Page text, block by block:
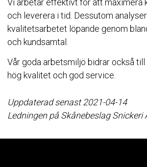
Vi arbetar effektivt för att maximera
och leverera i tid. Dessutom
kvalitetsarbetet löpande genom
och kundsamtal.
Vår goda arbetsmiljö bidrar också
hög kvalitet och god service.
Uppdaterad senast 2021-04-14
Ledningen på Skånebeslag Snickeri